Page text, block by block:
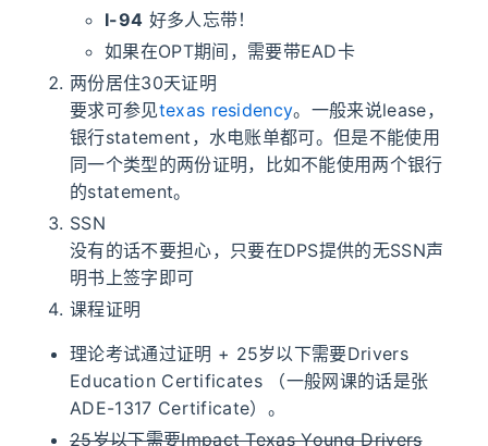
I-94 好多人忘带！
如果在OPT期间，需要带EAD卡
两份居住30天证明
要求可参见texas residency。一般来说lease，
银行statement，水电账单都可。但是不能使用
同一个类型的两份证明，比如不能使用两个银行
的statement。
SSN
没有的话不要担心，只要在DPS提供的无SSN声
明书上签字即可
课程证明
理论考试通过证明 + 25岁以下需要Drivers
Education Certificates （一般网课的话是张
ADE-1317 Certificate）。
25岁以下需要Impact Texas Young Drivers